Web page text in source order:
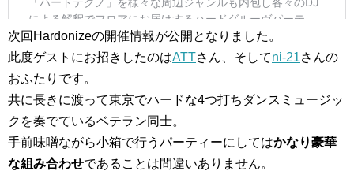
次回Hardonizeの開催情報が公開となりました。
此度ゲストにお招きしたのはATTさん、そしてni-21さんの
おふたりです。
共に長きに渡って東京でハードな4つ打ちダンスミュージッ
クを奏でているベテラン同士。
手前味噌ながら小箱で行うパーティーにしてはかなり豪華
な組み合わせであることは間違いありません。